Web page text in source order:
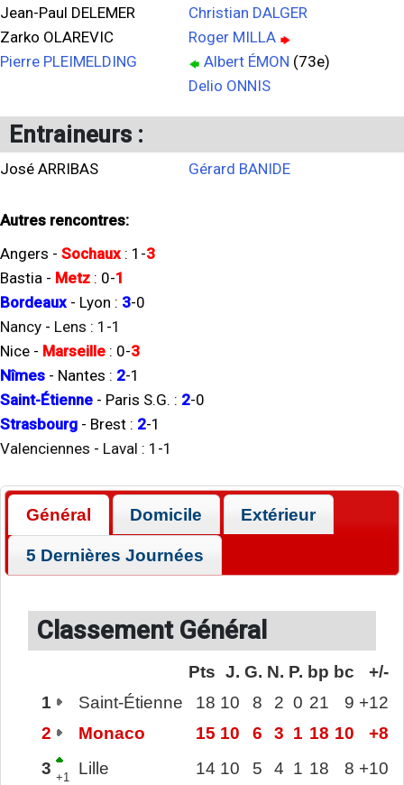
Jean-Paul DELEMER
Zarko OLAREVIC
Pierre PLEIMELDING
Christian DALGER
Roger MILLA
Albert ÉMON (73e)
Delio ONNIS
Entraineurs :
José ARRIBAS Gérard BANIDE
Autres rencontres:
Angers - Sochaux : 1 -3
Bastia - Metz : 0-1
Bordeaux - Lyon : 3-0
Nancy - Lens : 1 -1
Nice - Marseille : 0-3
Nîmes - Nantes : 2-1
Saint-Étienne - Paris S.G. : 2-0
Strasbourg - Brest : 2-1
Valenciennes - Laval : 1 -1
Général Domicile Extérieur
5 Dernières Journées
Classement Général
Pts J. G. N. P. bp bc
+/-
1
Saint-Étienne 18 10 8 2 0 21 9 +12
2
Monaco 15 10 6 3 1 18 10
+8
3 +1 Lille 14 10 5 4 1 18 8 +10